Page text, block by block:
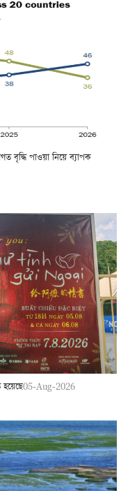
বৃদ্ধি পাওয়া নিয়ে ব্যাপক
হয়েছে05-Aug-2026